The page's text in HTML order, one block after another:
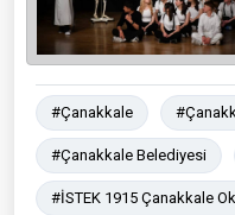
#Çanakkale
#Çanakkale Belediyesi
#İSTEK 1915 Çanakkale